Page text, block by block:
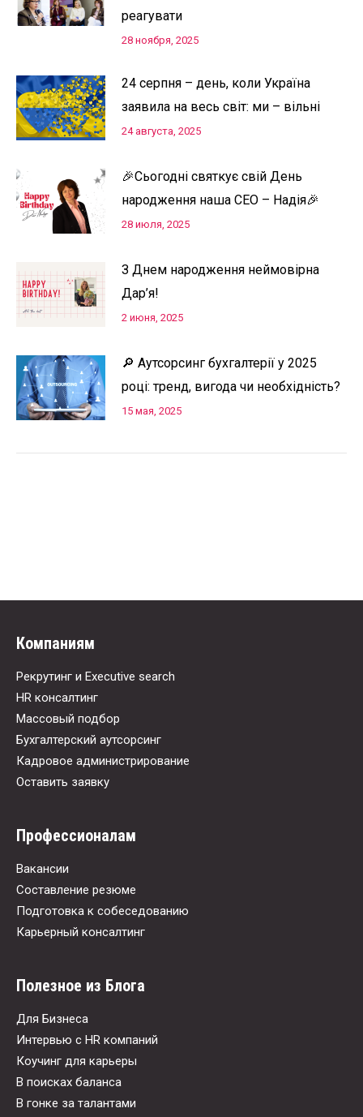
реагувати
28 ноября, 2025
24 серпня – день, коли Україна
заявила на весь світ: ми – вільні
24 августа, 2025
🎉Сьогодні святкує свій День
народження наша СЕО – Надія🎉
28 июля, 2025
З Днем народження неймовірна
Дар’я!
2 июня, 2025
🔎 Аутсорсинг бухгалтерії у 2025
році: тренд, вигода чи необхідність?
15 мая, 2025
Компаниям
Рекрутинг и Executive search
HR консалтинг
Массовый подбор
Бухгалтерский аутсорсинг
Кадровое администрирование
Оставить заявку
Профессионалам
Вакансии
Составление резюме
Подготовка к собеседованию
Карьерный консалтинг
Полезное из Блога
Для Бизнеса
Интервью с HR компаний
Коучинг для карьеры
В поисках баланса
В гонке за талантами